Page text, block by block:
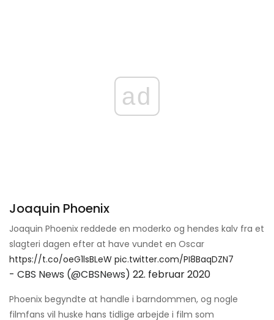
ad
Joaquin Phoenix
Joaquin Phoenix reddede en moderko og hendes kalv fra et
slagteri dagen efter at have vundet en Oscar
https://t.co/oeG1lsBLeW pic.twitter.com/PI8BaqDZN7
- CBS News (@CBSNews) 22. februar 2020
Phoenix begyndte at handle i barndommen, og nogle
filmfans vil huske hans tidlige arbejde i film som